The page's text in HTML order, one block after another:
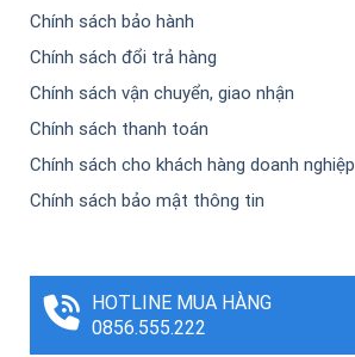
Chính sách bảo hành
Chính sách đổi trả hàng
Chính sách vận chuyển, giao nhận
Chính sách thanh toán
Chính sách cho khách hàng doanh nghiệp
Chính sách bảo mật thông tin
HOTLINE MUA HÀNG
0856.555.222